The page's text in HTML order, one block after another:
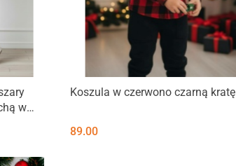
w
Koszula w czerwono czarną kratę
89.00